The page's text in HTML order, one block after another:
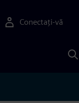
Conectați-vă